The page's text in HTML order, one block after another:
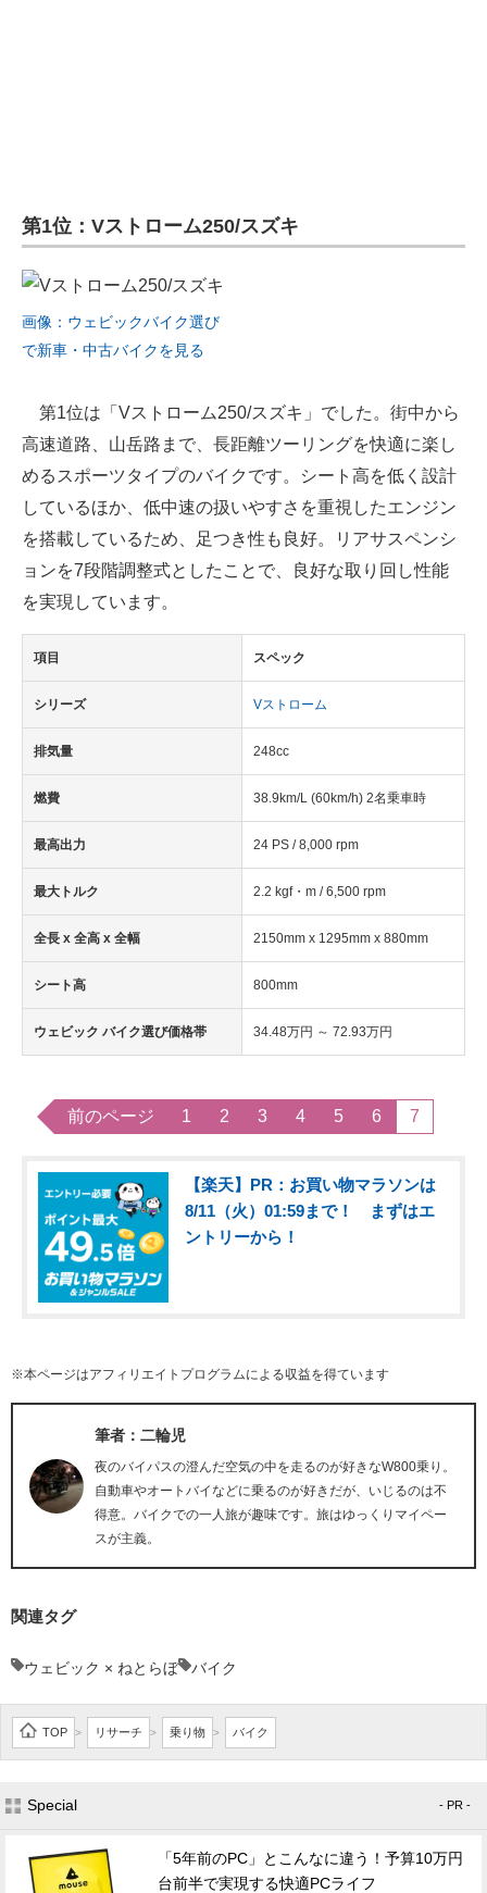
エネルギーの専門メディア
建設×テクノロジーの最前線
ちょっと気になるネットの話題
第1位：Vストローム250/スズキ
画像：ウェビックバイク選び
で新車・中古バイクを見る
第1位は「Vストローム250/スズキ」でした。街中から
高速道路、山岳路まで、長距離ツーリングを快適に楽し
めるスポーツタイプのバイクです。シート高を低く設計
しているほか、低中速の扱いやすさを重視したエンジン
を搭載しているため、足つき性も良好。リアサスペンシ
ョンを7段階調整式としたことで、良好な取り回し性能
を実現しています。
項目 スペック
シリーズ Vストローム
排気量 248cc
燃費 38.9km/L (60km/h) 2名乗車時
最高出力 24 PS / 8,000 rpm
最大トルク 2.2 kgf・m / 6,500 rpm
全長 x 全高 x 全幅 2150mm x 1295mm x 880mm
シート高 800mm
ウェビック バイク選び価格帯 34.48万円 ～ 72.93万円
前のページ 1 2 3 4 5 6 7
【楽天】PR：お買い物マラソンは
8/11（火）01:59まで！ まずはエ
ントリーから！
※本ページはアフィリエイトプログラムによる収益を得ています
筆者：二輪児
夜のバイパスの澄んだ空気の中を走るのが好きなW800乗り。
自動車やオートバイなどに乗るのが好きだが、いじるのは不
得意。バイクでの一人旅が趣味です。旅はゆっくりマイペー
スが主義。
関連タグ
ウェビック × ねとらぼ バイク
TOP > リサーチ > 乗り物 > バイク
Special - PR -
「5年前のPC」とこんなに違う！予算10万円
台前半で実現する快適PCライフ